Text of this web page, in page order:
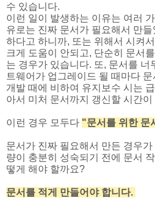
수 있습니다.
이런 일이 발생하는 이유는 여러
유로는 진짜 문서가 필요해서 만
하다고 하니까, 또는 위해서 시켜
크게 도움이 안되고, 단순히 문서
는 경우가 있습니다. 또, 문서를 너
트웨어가 업그레이드 될 때마다
개발 때에 비하여 유지보수 시는
아서 미처 문서까지 갱신할 시간
이런 경우 모두다 "문서를 위한 문
문서가 진짜 필요해서 만든 경우
량이 충분히 성숙되기 전에 문서
떻게 해야 할까요?
문서를 적게 만들어야 합니다.